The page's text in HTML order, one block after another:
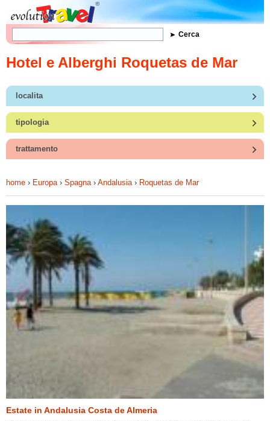
Form di ricerca
Cerca
Hotel e Alberghi Roquetas de Mar
localita
tipologia
trattamento
home › Europa › Spagna › Andalusia › Roquetas de Mar
Estate in Andalusia Costa de Almeria